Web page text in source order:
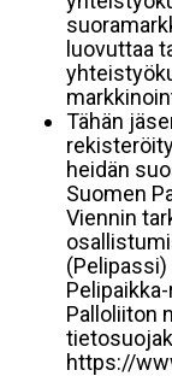
luovuttaa
Tähän
heidän
Suomen
Viennin
Palloliiton
https://